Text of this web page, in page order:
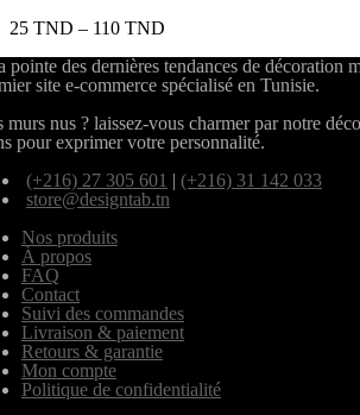
25 TND – 110 TND
pointe des dernières tendances de décoration
site e-commerce spécialisé en Tunisie.
murs nus ? laissez-vous charmer par notre
pour exprimer votre personnalité.
(+216) 27 305 601 | (+216) 31 142 033
store@designtab.tn
Nos produits
À propos
FAQ
Contact
Suivi des commandes
Livraison & paiement
Retours & garantie
Mon compte
Politique de confidentialité